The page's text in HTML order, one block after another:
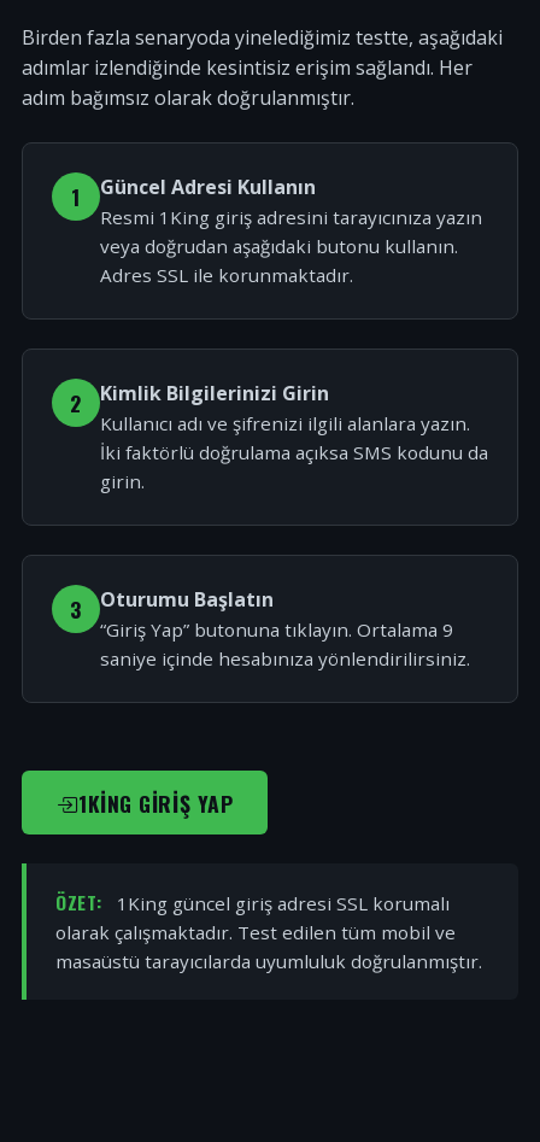
Birden fazla senaryoda yinelediğimiz testte, aşağıdaki
adımlar izlendiğinde kesintisiz erişim sağlandı. Her
adım bağımsız olarak doğrulanmıştır.
1 Güncel Adresi Kullanın
Resmi 1King giriş adresini tarayıcınıza yazın
veya doğrudan aşağıdaki butonu kullanın.
Adres SSL ile korunmaktadır.
2 Kimlik Bilgilerinizi Girin
Kullanıcı adı ve şifrenizi ilgili alanlara yazın.
İki faktörlü doğrulama açıksa SMS kodunu da
girin.
3 Oturumu Başlatın
“Giriş Yap” butonuna tıklayın. Ortalama 9
saniye içinde hesabınıza yönlendirilirsiniz.
1KING GIRIŞ YAP
ÖZET:
1King güncel giriş adresi SSL korumalı
olarak çalışmaktadır. Test edilen tüm mobil ve
masaüstü tarayıcılarda uyumluluk doğrulanmıştır.